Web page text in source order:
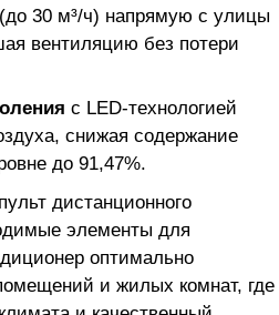
30 м³/ч) напрямую с улицы
вентиляцию без потери
с LED-технологией
снижая содержание
до 91,47%.
дистанционного
элементы для
оптимально
и жилых комнат, где